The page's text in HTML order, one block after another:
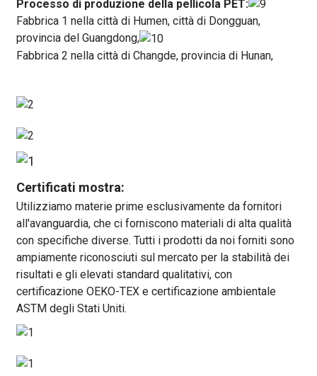
Processo di produzione della pellicola PET:
Fabbrica 1 nella città di Humen, città di Dongguan,
provincia del Guangdong,
Fabbrica 2 nella città di Changde, provincia di Hunan,
Certificati mostra:
Utilizziamo materie prime esclusivamente da fornitori
all'avanguardia, che ci forniscono materiali di alta qualità
con specifiche diverse. Tutti i prodotti da noi forniti sono
ampiamente riconosciuti sul mercato per la stabilità dei
risultati e gli elevati standard qualitativi, con
certificazione OEKO-TEX e certificazione ambientale
ASTM degli Stati Uniti.